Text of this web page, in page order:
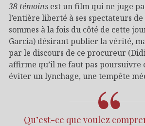
38 témoins est un film qui ne juge
l’entière liberté à ses spectateurs
sommes à la fois du côté de cette
Garcia) désirant publier la vérité,
par le discours de ce procureur
affirme qu’il ne faut pas poursuivre
éviter un lynchage, une tempête
Qu’est-ce que voulez